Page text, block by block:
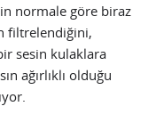
normale göre biraz
filtrelendiğini,
sesin kulaklara
ağırlıklı olduğu